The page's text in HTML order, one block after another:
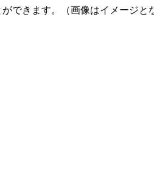
できます。（画像はイメージと